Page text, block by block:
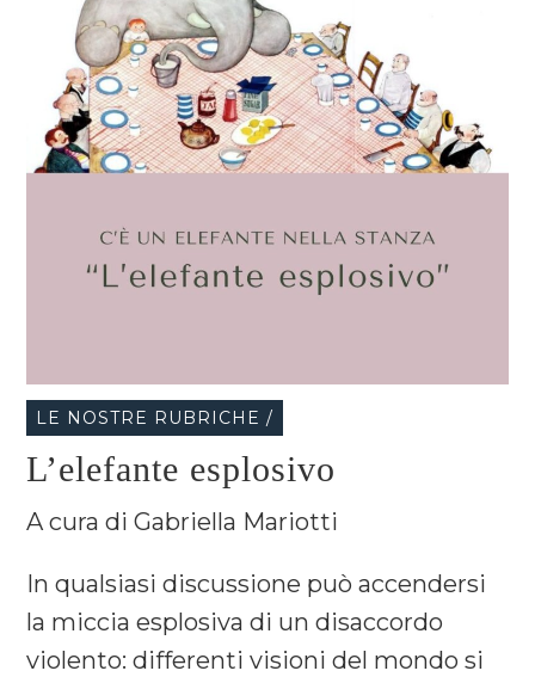
LE NOSTRE RUBRICHE /
L’elefante esplosivo
A cura di Gabriella Mariotti
In qualsiasi discussione può accendersi
la miccia esplosiva di un disaccordo
violento: differenti visioni del mondo si